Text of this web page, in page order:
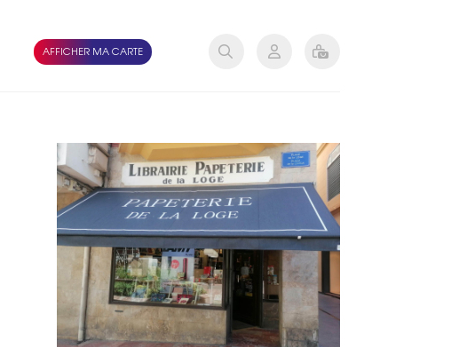
AFFICHER MA CARTE